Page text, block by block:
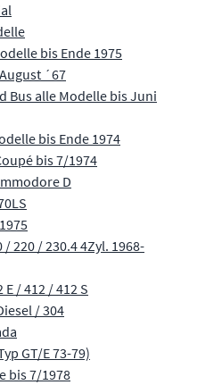
bis Ende 1975
´67
Bus alle Modelle bis Juni
bis Ende 1974
bis 7/1974
D
/ 220 / 230.4 4Zyl. 1968-
E / 412 / 412 S
/ 304
GT/E 73-79)
bis 7/1978